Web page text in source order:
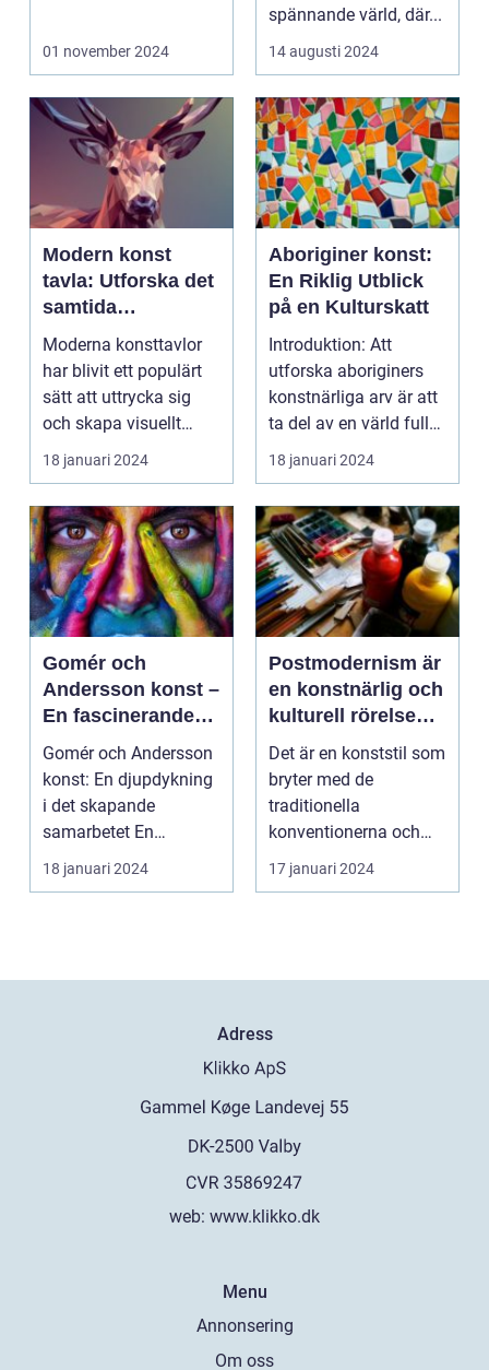
01 november 2024
spännande värld, där...
14 augusti 2024
Modern konst
tavla: Utforska det
samtida
konstlandskapet
Moderna konsttavlor
har blivit ett populärt
sätt att uttrycka sig
och skapa visuellt
engagerande kon...
18 januari 2024
Aboriginer konst:
En Riklig Utblick
på en Kulturskatt
Introduktion: Att
utforska aboriginers
konstnärliga arv är att
ta del av en värld full
av rikedom oc...
18 januari 2024
Gomér och
Andersson konst –
En fascinerande
utforskning av det
kreativa
samarbetet
Gomér och Andersson
konst: En djupdykning
i det skapande
samarbetet En
övergripande, grundlig
över...
18 januari 2024
Postmodernism är
en konstnärlig och
kulturell rörelse
som började ta
form under 1960-
talet och fortsatte
att växa i
de kommande
årtiondena
Det är en konststil som
bryter med de
traditionella
konventionerna och
utmanar den
etablerade normen...
17 januari 2024
Adress
web: www.klikko.dk
Menu
Annonsering
Om oss